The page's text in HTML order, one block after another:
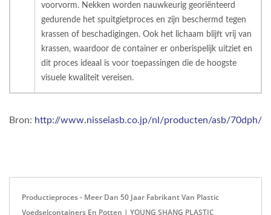
voorvorm. Nekken worden nauwkeurig georiënteerd
gedurende het spuitgietproces en zijn beschermd tegen
krassen of beschadigingen. Ook het lichaam blijft vrij van
krassen, waardoor de container er onberispelijk uitziet en
dit proces ideaal is voor toepassingen die de hoogste
visuele kwaliteit vereisen.
Bron: http://www.nisseiasb.co.jp/nl/producten/asb/70dph/
Productieproces - Meer Dan 50 Jaar Fabrikant Van Plastic
Voedselcontainers En Potten | YOUNG SHANG PLASTIC